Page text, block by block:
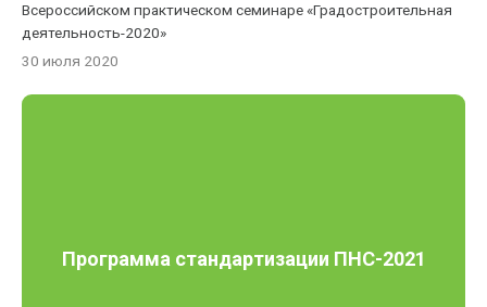
Всероссийском практическом семинаре «Градостроительная
деятельность-2020»
30 июля 2020
Программа стандартизации ПНС-2021